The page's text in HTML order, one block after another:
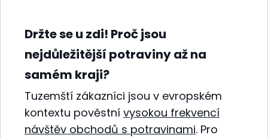
Držte se u zdi! Proč jsou
nejdůležitější potraviny až na
samém kraji?
Tuzemští zákazníci jsou v evropském
kontextu pověstní vysokou frekvencí
návštěv obchodů s potravinami. Pro